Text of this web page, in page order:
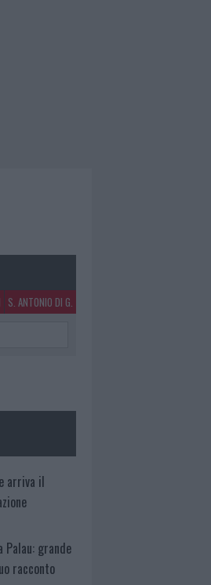
S. ANTONIO DI G.
arriva il
Palau: grande
racconto